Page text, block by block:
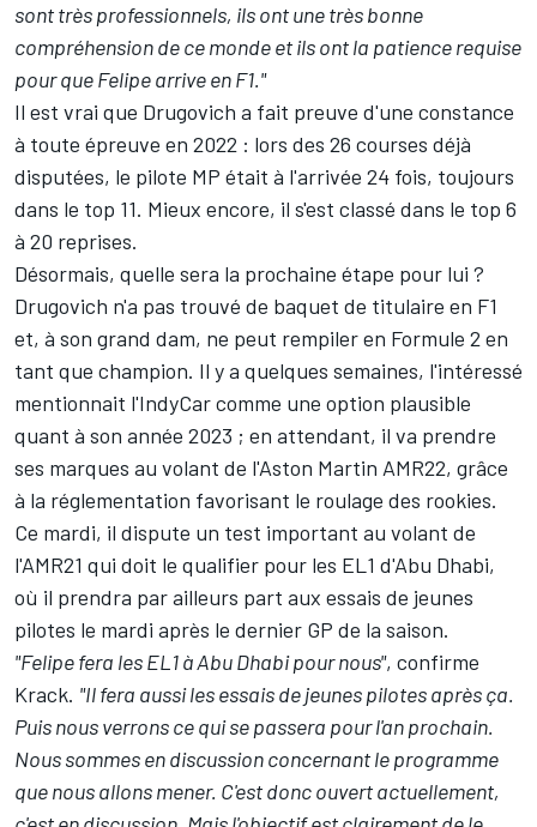
sont très professionnels, ils ont une très bonne
compréhension de ce monde et ils ont la patience requise
pour que Felipe arrive en F1."
Il est vrai que Drugovich a fait preuve d'une constance
à toute épreuve en 2022 : lors des 26 courses déjà
disputées, le pilote MP était à l'arrivée 24 fois, toujours
dans le top 11. Mieux encore, il s'est classé dans le top 6
à 20 reprises.
Désormais, quelle sera la prochaine étape pour lui ?
Drugovich n'a pas trouvé de baquet de titulaire en F1
et, à son grand dam, ne peut rempiler en Formule 2 en
tant que champion. Il y a quelques semaines, l'intéressé
mentionnait l'IndyCar comme une option plausible
quant à son année 2023 ; en attendant, il va prendre
ses marques au volant de l'Aston Martin AMR22, grâce
à la réglementation favorisant le roulage des rookies.
Ce mardi, il dispute un test important au volant de
l'AMR21 qui doit le qualifier pour les EL1 d'Abu Dhabi,
où il prendra par ailleurs part aux essais de jeunes
pilotes le mardi après le dernier GP de la saison.
"Felipe fera les EL1 à Abu Dhabi pour nous", confirme
Krack. "Il fera aussi les essais de jeunes pilotes après ça.
Puis nous verrons ce qui se passera pour l'an prochain.
Nous sommes en discussion concernant le programme
que nous allons mener. C'est donc ouvert actuellement,